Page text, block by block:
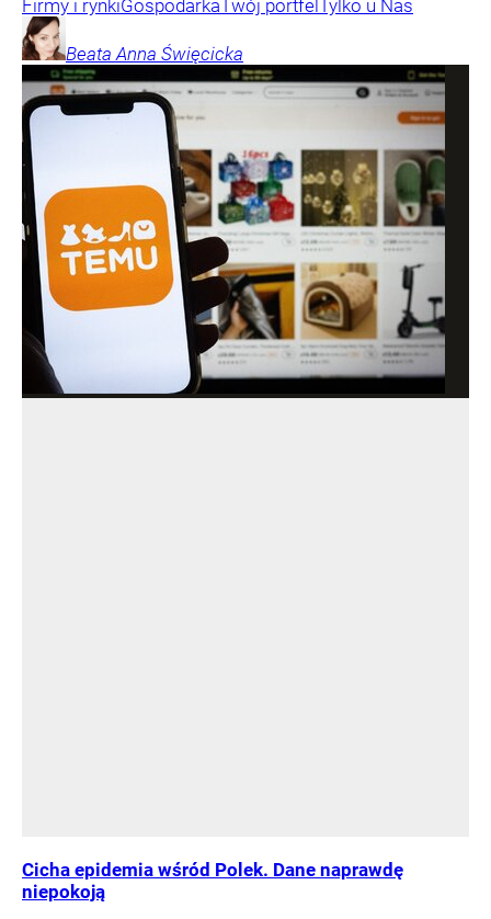
Firmy i rynkiGospodarka Twój portfel Tylko u Nas
Beata Anna Święcicka
Cicha epidemia wśród Polek. Dane naprawdę
niepokoją